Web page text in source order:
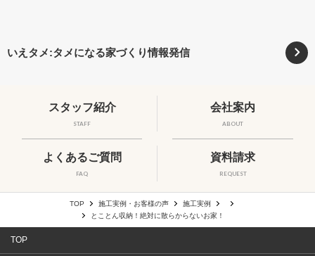
いえタメ:タメになる家づくり情報発信
スタッフ紹介
STAFF
会社案内
ABOUT
よくあるご質問
FAQ
資料請求
REQUEST
TOP 施工実例・お客様の声
施工実例
とことん収納！絶対に散らからないお家！
TOP